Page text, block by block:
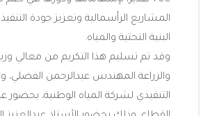
المشاريع الرأسمالية وتعزيز جودة
البنية التحتية والمياه.
وقد تم تسليم هذا التكريم من معالي وزير
والزراعة المهندس عبدالرحمن الفضلي،
التنفيذي لشركة المياه الوطنية، بحضور